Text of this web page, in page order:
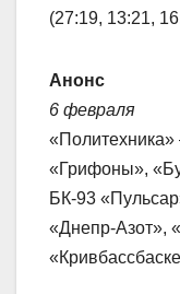
(27:19, 13:21,
Анонс
6 февраля
«Грифоны»,
БК-93
«Днепр-Азот»,